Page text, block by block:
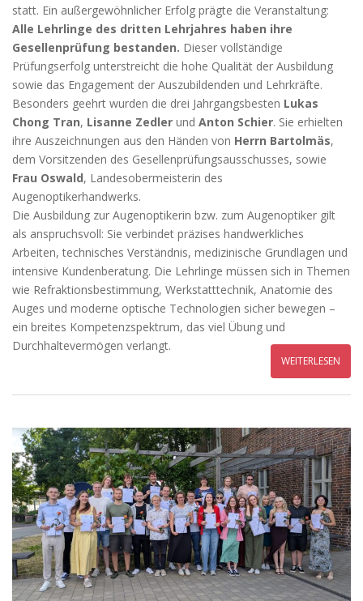
statt. Ein außergewöhnlicher Erfolg prägte die Veranstaltung:
Alle Lehrlinge des dritten Lehrjahres haben ihre
Gesellenprüfung bestanden. Dieser vollständige
Prüfungserfolg unterstreicht die hohe Qualität der Ausbildung
sowie das Engagement der Auszubildenden und Lehrkräfte.
Besonders geehrt wurden die drei Jahrgangsbesten Lukas
Chong Tran, Lisanne Zedler und Anton Schier. Sie erhielten
ihre Auszeichnungen aus den Händen von Herrn Bartolmäs,
dem Vorsitzenden des Gesellenprüfungsausschusses, sowie
Frau Oswald, Landesobermeisterin des
Augenoptikerhandwerks.
Die Ausbildung zur Augenoptikerin bzw. zum Augenoptiker gilt
als anspruchsvoll: Sie verbindet präzises handwerkliches
Arbeiten, technisches Verständnis, medizinische Grundlagen und
intensive Kundenberatung. Die Lehrlinge müssen sich in Themen
wie Refraktionsbestimmung, Werkstatttechnik, Anatomie des
Auges und moderne optische Technologien sicher bewegen –
ein breites Kompetenzspektrum, das viel Übung und
Durchhaltevermögen verlangt.
WEITERLESEN